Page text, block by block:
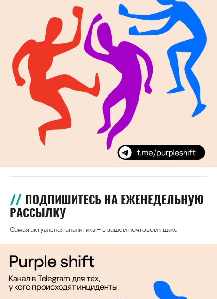
ПОДПИШИТЕСЬ НА ЕЖЕНЕДЕЛЬНУЮ
РАССЫЛКУ
Самая актуальная аналитика – в вашем почтовом ящике